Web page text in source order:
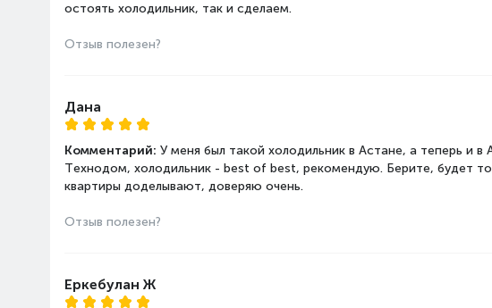
остоять холодильник, так и сделаем.
Отзыв полезен?
Дана
Комментарий: У меня был такой холодильник в Астане, а теперь и
Технодом, холодильник - best of best, рекомендую. Берите, будет
квартиры доделывают, доверяю очень.
Отзыв полезен?
Еркебулан Ж